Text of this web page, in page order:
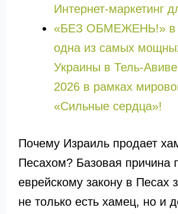
Интернет-маркетинг
«БЕЗ ОБМЕЖЕНЬ!» в
одна из самых
Украины в Тель-
2026 в рамках
«Сильные сердца»!
Почему Израиль продает
Песахом? Базовая причина
еврейскому закону в Песах
не только есть хамец, но и